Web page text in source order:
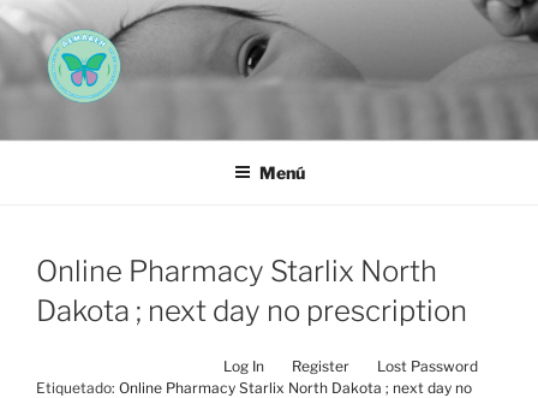
Saltar
al
contenido
AEMAREH
Menú
Online Pharmacy Starlix North
Dakota ; next day no prescription
Log In Register
Lost Password
Etiquetado: Online Pharmacy Starlix North Dakota ; next day no